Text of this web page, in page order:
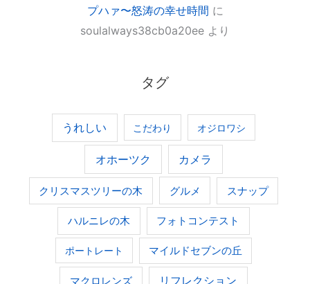
プハァ〜怒涛の幸せ時間 に
soulalways38cb0a20ee より
タグ
うれしい こだわり オジロワシ
オホーツク カメラ
クリスマスツリーの木 グルメ スナップ
ハルニレの木 フォトコンテスト
ポートレート マイルドセブンの丘
マクロレンズ リフレクション